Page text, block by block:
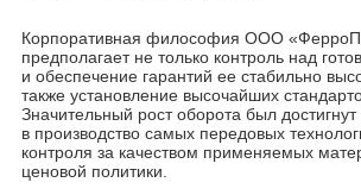
Корпоративная философия ООО
предполагает не только контроль над
и обеспечение гарантий ее стабильно
также установление высочайших
Значительный рост оборота был
в производство самых передовых
контроля за качеством применяемых
ценовой политики.